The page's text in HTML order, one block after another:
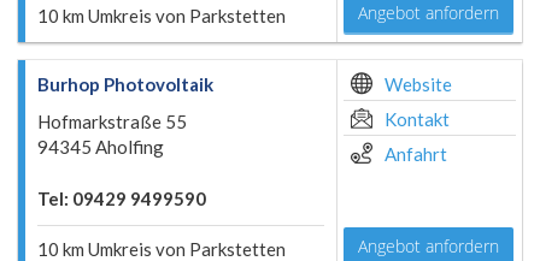
10 km Umkreis von Parkstetten Angebot anfordern
Burhop Photovoltaik
Hofmarkstraße 55
94345 Aholfing
Tel: 09429 9499590
10 km Umkreis von Parkstetten
Website
Kontakt
Anfahrt
Angebot anfordern